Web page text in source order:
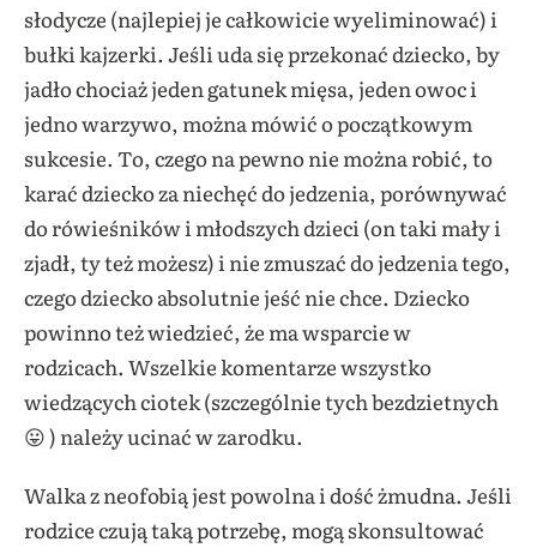
słodycze (najlepiej je całkowicie wyeliminować) i
bułki kajzerki. Jeśli uda się przekonać dziecko, by
jadło chociaż jeden gatunek mięsa, jeden owoc i
jedno warzywo, można mówić o początkowym
sukcesie. To, czego na pewno nie można robić, to
karać dziecko za niechęć do jedzenia, porównywać
do rówieśników i młodszych dzieci (on taki mały i
zjadł, ty też możesz) i nie zmuszać do jedzenia tego,
czego dziecko absolutnie jeść nie chce. Dziecko
powinno też wiedzieć, że ma wsparcie w
rodzicach. Wszelkie komentarze wszystko
wiedzących ciotek (szczególnie tych bezdzietnych
😛 ) należy ucinać w zarodku.
Walka z neofobią jest powolna i dość żmudna. Jeśli
rodzice czują taką potrzebę, mogą skonsultować